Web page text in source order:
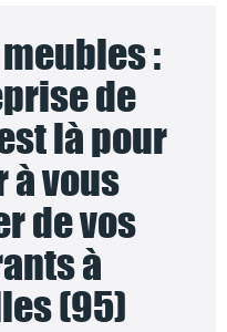
:
de
là pour
à vous
de vos
à
(95)